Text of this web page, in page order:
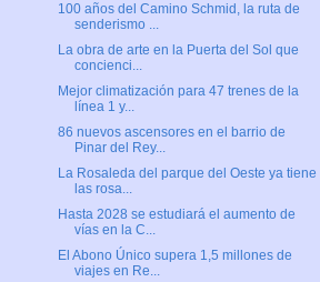
100 años del Camino Schmid, la ruta de
senderismo ...
La obra de arte en la Puerta del Sol que
concienci...
Mejor climatización para 47 trenes de la
línea 1 y...
86 nuevos ascensores en el barrio de
Pinar del Rey...
La Rosaleda del parque del Oeste ya tiene
las rosa...
Hasta 2028 se estudiará el aumento de
vías en la C...
El Abono Único supera 1,5 millones de
viajes en Re...